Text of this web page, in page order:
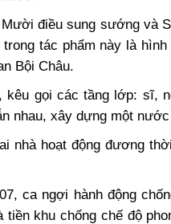
điều sung sướng và
tác phẩm này là
Bội Châu.
gọi các tầng lớp: sĩ,
nhau, xây dựng một
nhà hoạt động đương
ca ngợi hành động
tiền khu chống chế độ